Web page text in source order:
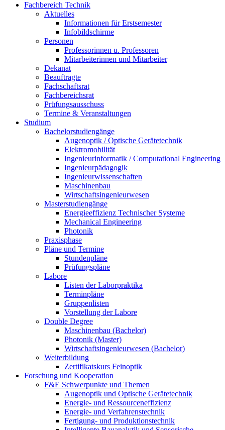
Fachbereich Technik
Aktuelles
Informationen für Erstsemester
Infobildschirme
Personen
Professorinnen u. Professoren
Mitarbeiterinnen und Mitarbeiter
Dekanat
Beauftragte
Fachschaftsrat
Fachbereichsrat
Prüfungsausschuss
Termine & Veranstaltungen
Studium
Bachelorstudiengänge
Augenoptik / Optische Gerätetechnik
Elektromobilität
Ingenieurinformatik / Computational Engineering
Ingenieurpädagogik
Ingenieurwissenschaften
Maschinenbau
Wirtschaftsingenieurwesen
Masterstudiengänge
Energieeffizienz Technischer Systeme
Mechanical Engineering
Photonik
Praxisphase
Pläne und Termine
Stundenpläne
Prüfungspläne
Labore
Listen der Laborpraktika
Terminpläne
Gruppenlisten
Vorstellung der Labore
Double Degree
Maschinenbau (Bachelor)
Photonik (Master)
Wirtschaftsingenieurwesen (Bachelor)
Weiterbildung
Zertifikatskurs Feinoptik
Forschung und Kooperation
F&E Schwerpunkte und Themen
Augenoptik und Optische Gerätetechnik
Energie- und Ressourceneffizienz
Energie- und Verfahrenstechnik
Fertigung- und Produktionstechnik